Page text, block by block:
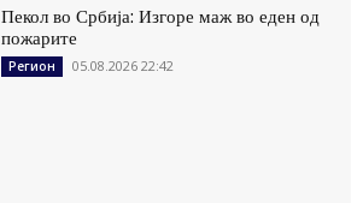
Пекол во Србија: Изгоре маж во еден од
пожарите
Регион 05.08.2026 22:42